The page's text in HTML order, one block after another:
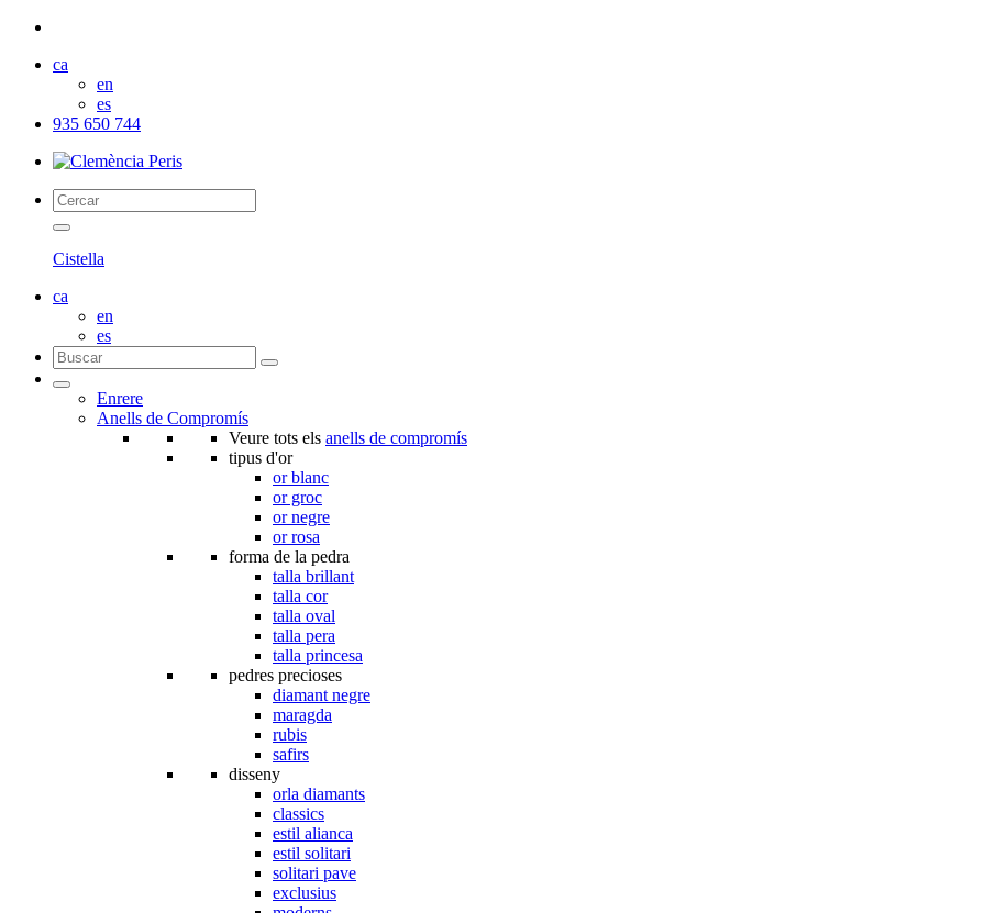
ca
en
es
935 650 744
Cistella
ca
en
es
Enrere
Anells de Compromís
Veure tots els anells de compromís
tipus d'or
or blanc
or groc
or negre
or rosa
forma de la pedra
talla brillant
talla cor
talla oval
talla pera
talla princesa
pedres precioses
diamant negre
maragda
rubis
safirs
disseny
orla diamants
classics
estil alianca
estil solitari
solitari pave
exclusius